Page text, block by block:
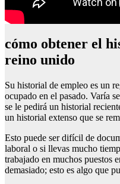
cómo obtener el
reino unido
Su historial de empleo es un
ocupado en el pasado. Varía
se le pedirá un historial
un historial extenso que se
Esto puede ser difícil de
laboral o si llevas mucho
trabajado en muchos puestos
demasiado; esto es algo que